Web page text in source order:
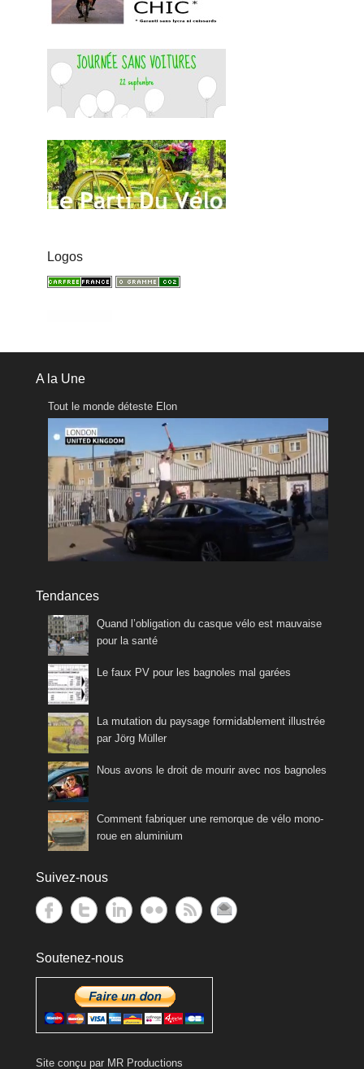
Logos
A la Une
Tout le monde déteste Elon
Tendances
Quand l’obligation du casque vélo est mauvaise
pour la santé
Le faux PV pour les bagnoles mal garées
La mutation du paysage formidablement illustrée
par Jörg Müller
Nous avons le droit de mourir avec nos bagnoles
Comment fabriquer une remorque de vélo mono-
roue en aluminium
Suivez-nous
Soutenez-nous
Site conçu par MR Productions